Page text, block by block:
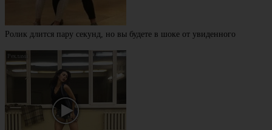
Ролик длится пару секунд, но вы будете в шоке от увиденного